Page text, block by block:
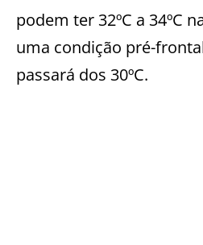
podem ter 32ºC a 34ºC
uma condição pré-
passará dos 30ºC.